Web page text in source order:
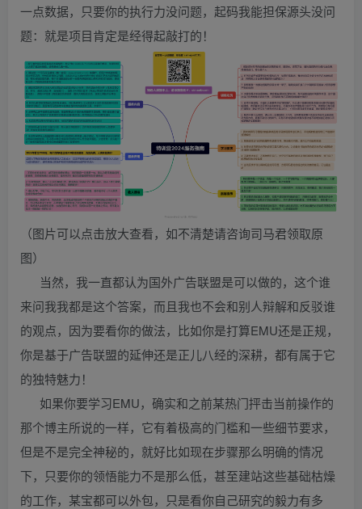
一点数据，只要你的执行力没问题，起码我能担保源头没问
题：就是项目肯定是经得起敲打的！
（图片可以点击放大查看，如不清楚请咨询司马君领取原
图）
当然，我一直都认为国外广告联盟是可以做的，这个谁
来问我我都是这个答案，而且我也不会和别人辩解和反驳谁
的观点，因为要看你的做法，比如你是打算EMU还是正规，
你是基于广告联盟的延伸还是正儿八经的深耕，都有属于它
的独特魅力！
如果你要学习EMU，确实和之前某热门抨击当前操作的
那个博主所说的一样，它有着极高的门槛和一些细节要求，
但是不是完全神秘的，就好比如现在步骤那么明确的情况
下，只要你的领悟能力不是那么低，甚至建站这些基础枯燥
的工作，某宝都可以外包，只是看你自己研究的毅力有多